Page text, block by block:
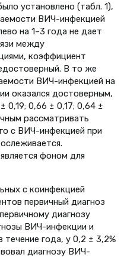
установлено (табл. 1),
ВИЧ-инфекцией
на 1–3 года не дает
между
коэффициент
В то же
ВИЧ-инфекцией на
оказался достоверным,
0,19; 0,66 ± 0,17; 0,64 ±
рассматривать
с ВИЧ-инфекцией при
фоном для
с коинфекцией
первичный диагноз
диагнозу
ВИЧ-инфекции и
течение года, у 0,2 ± 3,2%
диагнозу ВИЧ-